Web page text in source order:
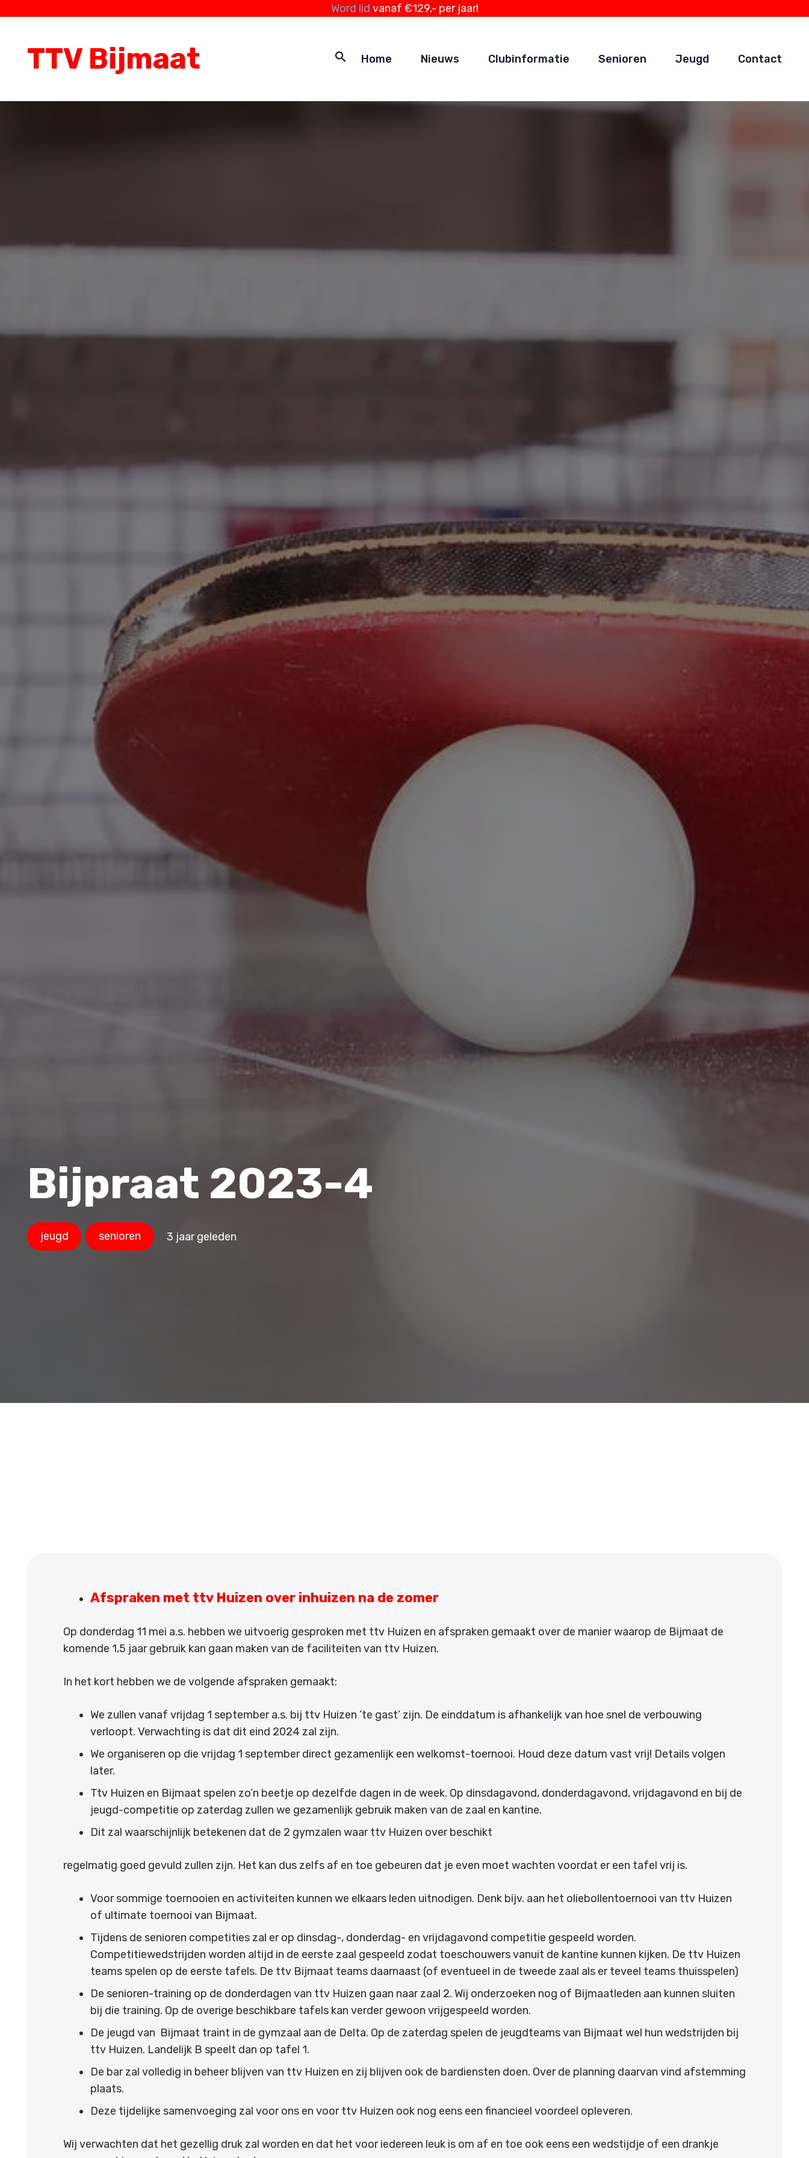
Word lid vanaf €129,- per jaar!
TTV Bijmaat Home Nieuws Clubinformatie Senioren Jeugd Contact
Bijpraat 2023-4
jeugd senioren 3 jaar geleden
Afspraken met ttv Huizen over inhuizen na de zomer
Op donderdag 11 mei a.s. hebben we uitvoerig gesproken met ttv Huizen en afspraken gemaakt over de manier waarop de Bijmaat de
komende 1,5 jaar gebruik kan gaan maken van de faciliteiten van ttv Huizen.
In het kort hebben we de volgende afspraken gemaakt:
We zullen vanaf vrijdag 1 september a.s. bij ttv Huizen ’te gast’ zijn. De einddatum is afhankelijk van hoe snel de verbouwing
verloopt. Verwachting is dat dit eind 2024 zal zijn.
We organiseren op die vrijdag 1 september direct gezamenlijk een welkomst-toernooi. Houd deze datum vast vrij! Details volgen
later.
Ttv Huizen en Bijmaat spelen zo’n beetje op dezelfde dagen in de week. Op dinsdagavond, donderdagavond, vrijdagavond en bij de
jeugd-competitie op zaterdag zullen we gezamenlijk gebruik maken van de zaal en kantine.
Dit zal waarschijnlijk betekenen dat de 2 gymzalen waar ttv Huizen over beschikt
regelmatig goed gevuld zullen zijn. Het kan dus zelfs af en toe gebeuren dat je even moet wachten voordat er een tafel vrij is.
Voor sommige toernooien en activiteiten kunnen we elkaars leden uitnodigen. Denk bijv. aan het oliebollentoernooi van ttv Huizen
of ultimate toernooi van Bijmaat.
Tijdens de senioren competities zal er op dinsdag-, donderdag- en vrijdagavond competitie gespeeld worden.
Competitiewedstrijden worden altijd in de eerste zaal gespeeld zodat toeschouwers vanuit de kantine kunnen kijken. De ttv Huizen
teams spelen op de eerste tafels. De ttv Bijmaat teams daarnaast (of eventueel in de tweede zaal als er teveel teams thuisspelen)
De senioren-training op de donderdagen van ttv Huizen gaan naar zaal 2. Wij onderzoeken nog of Bijmaatleden aan kunnen sluiten
bij die training. Op de overige beschikbare tafels kan verder gewoon vrijgespeeld worden.
De jeugd van Bijmaat traint in de gymzaal aan de Delta. Op de zaterdag spelen de jeugdteams van Bijmaat wel hun wedstrijden bij
ttv Huizen. Landelijk B speelt dan op tafel 1.
De bar zal volledig in beheer blijven van ttv Huizen en zij blijven ook de bardiensten doen. Over de planning daarvan vind afstemming
plaats.
Deze tijdelijke samenvoeging zal voor ons en voor ttv Huizen ook nog eens een financieel voordeel opleveren.
Wij verwachten dat het gezellig druk zal worden en dat het voor iedereen leuk is om af en toe ook eens een wedstijdje of een drankje